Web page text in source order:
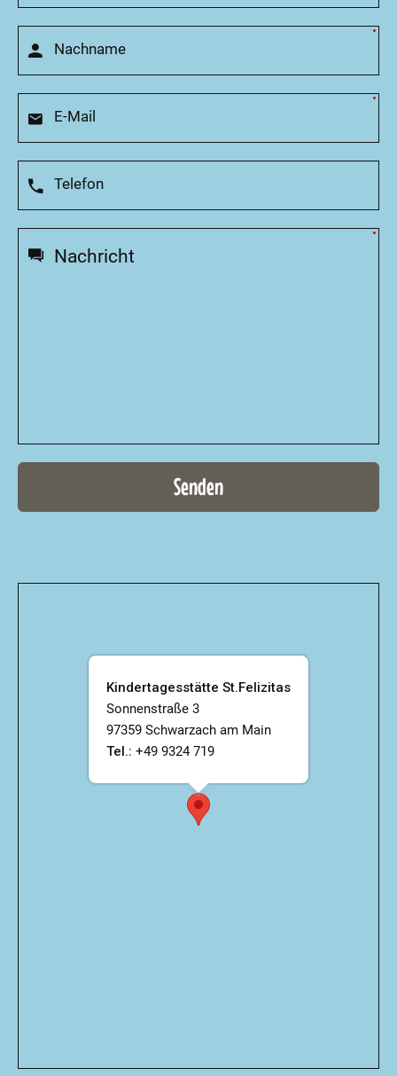
Kindertagesstätte St.Felizitas
Sonnenstraße 3
97359 Schwarzach am Main
Tel.: +49 9324 719